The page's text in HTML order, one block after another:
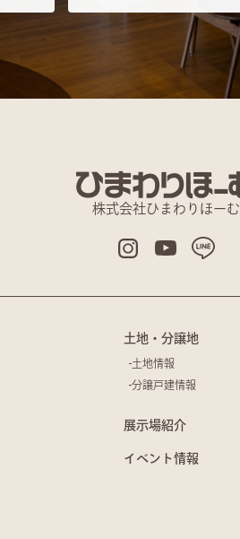
株式会社ひまわりほーむ
土地・分譲地
土地情報
分譲戸建情報
展示場紹介
イベント情報